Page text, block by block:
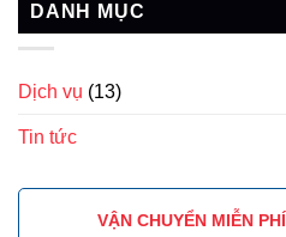
DANH MỤC
Dịch vụ (13)
Tin tức
VẬN CHUYỂN MIỄN PHÍ